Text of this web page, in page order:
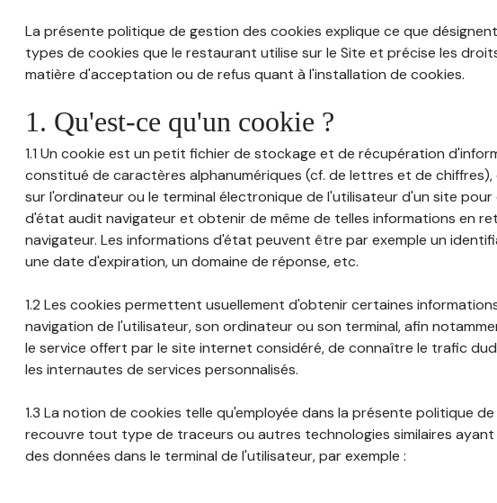
La présente politique de gestion des cookies explique ce que
types de cookies que le restaurant utilise sur le Site et précise les
matière d'acceptation ou de refus quant à l'installation de cookies.
1. Qu'est-ce qu'un cookie ?
1.1 Un cookie est un petit fichier de stockage et de récupération
constitué de caractères alphanumériques (cf. de lettres et de
sur l'ordinateur ou le terminal électronique de l'utilisateur d'un site
d'état audit navigateur et obtenir de même de telles informations en
navigateur. Les informations d'état peuvent être par exemple un
une date d'expiration, un domaine de réponse, etc.
1.2 Les cookies permettent usuellement d'obtenir certaines
navigation de l'utilisateur, son ordinateur ou son terminal, afin
le service offert par le site internet considéré, de connaître le trafic
les internautes de services personnalisés.
1.3 La notion de cookies telle qu'employée dans la présente politique
recouvre tout type de traceurs ou autres technologies similaires
des données dans le terminal de l'utilisateur, par exemple :